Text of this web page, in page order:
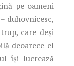
pe oameni
duhovnicesc,
care deşi
deoarece el
îşi lucrează